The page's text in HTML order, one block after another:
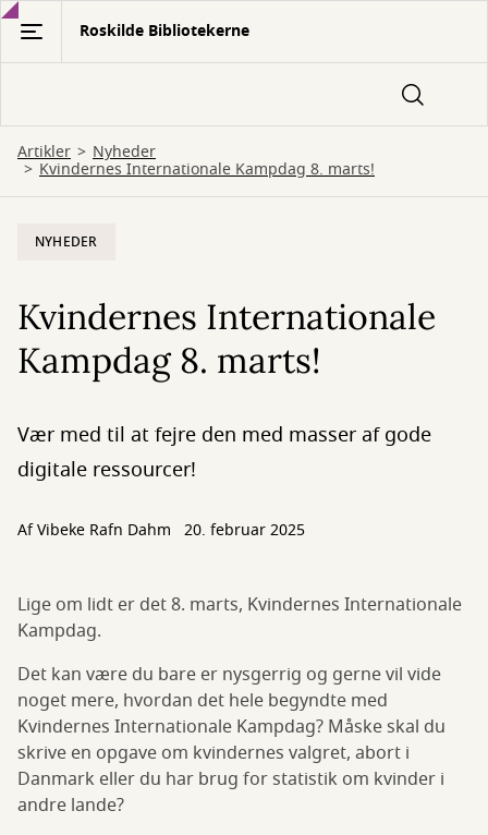
Gå
hovedindhold
Roskilde Bibliotekerne
Artikler Nyheder
Kvindernes Internationale Kampdag 8. marts!
NYHEDER
Kvindernes Internationale
Kampdag 8. marts!
Vær med til at fejre den med masser af gode
digitale ressourcer!
AfVibeke Rafn Dahm 20. februar 2025
Lige om lidt er det 8. marts, Kvindernes Internationale
Kampdag.
Det kan være du bare er nysgerrig og gerne vil vide
noget mere, hvordan det hele begyndte med
Kvindernes Internationale Kampdag? Måske skal du
skrive en opgave om kvindernes valgret, abort i
Danmark eller du har brug for statistik om kvinder i
andre lande?